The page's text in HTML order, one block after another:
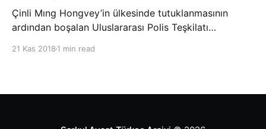
Çinli Mıng Hongvey’in ülkesinde tutuklanmasının
ardından boşalan Uluslararası Polis Teşkilatı
21 Kas 2018 1 min read